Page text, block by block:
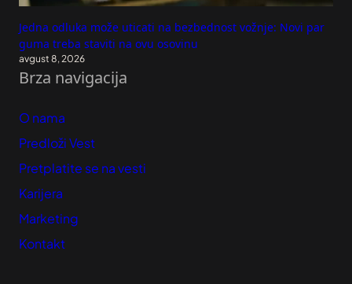
Jedna odluka može uticati na bezbednost vožnje: Novi par
guma treba staviti na ovu osovinu
avgust 8, 2026
Brza navigacija
O nama
Predloži Vest
Pretplatite se na vesti
Karijera
Marketing
Kontakt